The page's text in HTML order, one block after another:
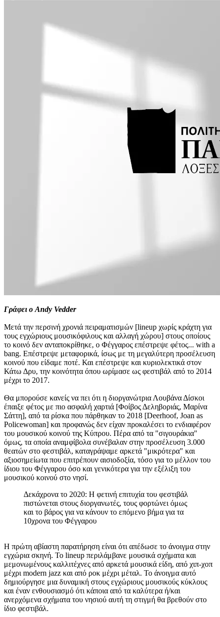
Γράφει ο Andy Vedder
Μετά την περσινή χρονιά πειραματισμών [lineup χωρίς κράχτη για
τους εγχώριους μουσικόφιλους και αλλαγή χώρου] στους οποίους
το κοινό δεν ανταποκρίθηκε, ο Φέγγαρος επέστρεψε φέτος... with a
bang. Επέστρεψε μεταφορικά, ίσως με τη μεγαλύτερη προσέλευση
κοινού που είδαμε ποτέ. Και επέστρεψε και κυριολεκτικά στον
Κάτω Δρυ, την κοινότητα όπου ωρίμασε ως φεστιβάλ από το 2014
μέχρι το 2017.
Θα μπορούσε κανείς να πει ότι η διοργανώτρια Λουβάνα Δίσκοι
έπαιξε φέτος με πιο ασφαλή χαρτιά [Φοίβος Δεληβοριάς, Μαρίνα
Σάττη], από τα ρίσκα που πάρθηκαν το 2018 [Deerhoof, Joan as
Policewoman] και προφανώς δεν είχαν προκαλέσει το ενδιαφέρον
του μουσικού κοινού της Κύπρου. Πέρα από τα "σιγουράκια"
όμως, τα οποία αναμφίβολα συνέβαλαν στην προσέλευση 3.000
θεατών στο φεστιβάλ, καταγράψαμε αρκετά "μικρότερα" και
αξιοσημείωτα που επιτρέπουν αισιοδοξία, τόσο για το μέλλον του
ίδιου του Φέγγαρου όσο και γενικότερα για την εξέλιξη του
μουσικού κοινού στο νησί.
Δεκάχρονα το 2020: Η φετινή επιτυχία του φεστιβάλ
πιστώνεται στους διοργανωτές, τους φορτώνει όμως
και το βάρος για να κάνουν το επόμενο βήμα για τα
10χρονα του Φέγγαρου
Η πρώτη αβίαστη παρατήρηση είναι ότι απέδωσε το άνοιγμα στην
εγχώρια σκηνή. Το lineup περιλάμβανε μουσικά σχήματα και
μεμονωμένους καλλιτέχνες από αρκετά μουσικά είδη, από χιπ-χοπ
μέχρι modern jazz και από ροκ μέχρι μέταλ. Το άνοιγμα αυτό
δημιούργησε μια δυναμική στους εγχώριους μουσικούς κύκλους
και έναν ενθουσιασμό ότι κάποια από τα καλύτερα ή/και
ανερχόμενα σχήματα του νησιού αυτή τη στιγμή θα βρεθούν στο
ίδιο φεστιβάλ.